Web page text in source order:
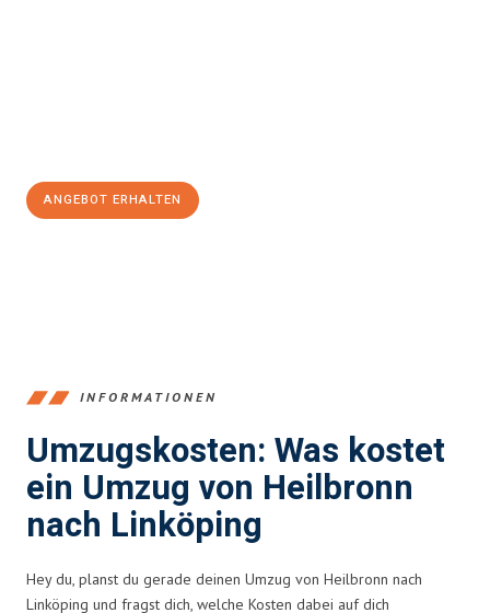
ANGEBOT ERHALTEN
INFORMATIONEN
Umzugskosten: Was kostet
ein Umzug von Heilbronn
nach Linköping
Hey du, planst du gerade deinen Umzug von Heilbronn nach
Linköping und fragst dich, welche Kosten dabei auf dich